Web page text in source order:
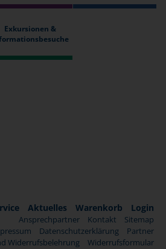
Exkursionen &
Aktuelles Warenkorb Login
Ansprechpartner Kontakt
Sitemap
Datenschutzerklärung
Partner
Widerrufsbelehrung
Widerrufsformular